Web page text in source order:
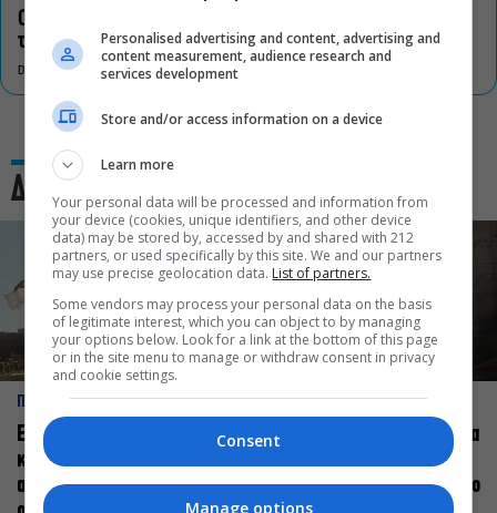
Οι «Τρωάδες» στην Επίδαυρο αλλάζουν την αντίληψη για
τον πολιτισμό
DON'T MISS
Δες και αυτό
ΠΡΟΣΩΠΑ
Ελεάνα Ανδρεούδη: Κάθε
καλλιτέχνης όταν
ανεβαίνει στη σκηνή
ΠΡΟΣΩΠΑ
Βαγγέλης Μπίκος: Έμαθα να
δίνω αξία στο ποιος είμαι
πάνω στη σκηνή και όχι στο
Personalised advertising and content, advertising and
content measurement, audience research and
services development
Store and/or access information on a device
Learn more
Your personal data will be processed and information from
your device (cookies, unique identifiers, and other device
data) may be stored by, accessed by and shared with 212
partners, or used specifically by this site. We and our partners
may use precise geolocation data. List of partners.
Some vendors may process your personal data on the basis
of legitimate interest, which you can object to by managing
your options below. Look for a link at the bottom of this page
or in the site menu to manage or withdraw consent in privacy
and cookie settings.
Consent
Manage options